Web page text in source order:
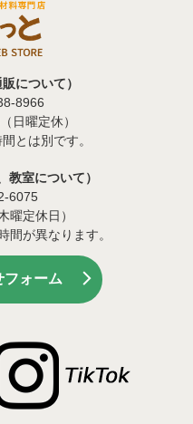
について）
8966
日曜定休）
とは別です。
教室について）
6075
曜定休日）
間が異なります。
フォーム